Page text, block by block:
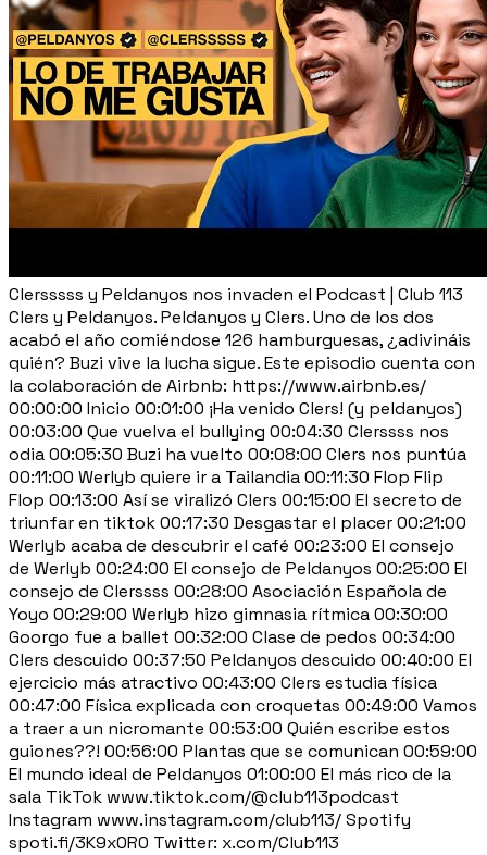
Clersssss y Peldanyos nos invaden el Podcast | Club 113
Clers y Peldanyos. Peldanyos y Clers. Uno de los dos
acabó el año comiéndose 126 hamburguesas, ¿adivináis
quién? Buzi vive la lucha sigue. Este episodio cuenta con
la colaboración de Airbnb: https://www.airbnb.es/
00:00:00 Inicio 00:01:00 ¡Ha venido Clers! (y peldanyos)
00:03:00 Que vuelva el bullying 00:04:30 Clerssss nos
odia 00:05:30 Buzi ha vuelto 00:08:00 Clers nos puntúa
00:11:00 Werlyb quiere ir a Tailandia 00:11:30 Flop Flip
Flop 00:13:00 Así se viralizó Clers 00:15:00 El secreto de
triunfar en tiktok 00:17:30 Desgastar el placer 00:21:00
Werlyb acaba de descubrir el café 00:23:00 El consejo
de Werlyb 00:24:00 El consejo de Peldanyos 00:25:00 El
consejo de Clerssss 00:28:00 Asociación Española de
Yoyo 00:29:00 Werlyb hizo gimnasia rítmica 00:30:00
Goorgo fue a ballet 00:32:00 Clase de pedos 00:34:00
Clers descuido 00:37:50 Peldanyos descuido 00:40:00 El
ejercicio más atractivo 00:43:00 Clers estudia física
00:47:00 Física explicada con croquetas 00:49:00 Vamos
a traer a un nicromante 00:53:00 Quién escribe estos
guiones??! 00:56:00 Plantas que se comunican 00:59:00
El mundo ideal de Peldanyos 01:00:00 El más rico de la
sala TikTok www.tiktok.com/@club113podcast
Instagram www.instagram.com/club113/ Spotify
spoti.fi/3K9x0R0 Twitter: x.com/Club113